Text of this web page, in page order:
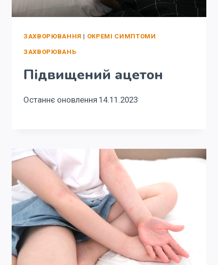
ЗАХВОРЮВАННЯ | ОКРЕМІ СИМПТОМИ
ЗАХВОРЮВАНЬ
Підвищений ацетон
Останнє оновлення 14.11.2023